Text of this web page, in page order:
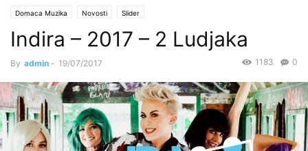
Domaca Muzika Novosti Slider
Indira – 2017 – 2 Ludjaka
By admin - 19/07/2017 0
1183